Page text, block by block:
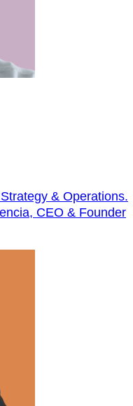
& Operations.
CEO & Founder